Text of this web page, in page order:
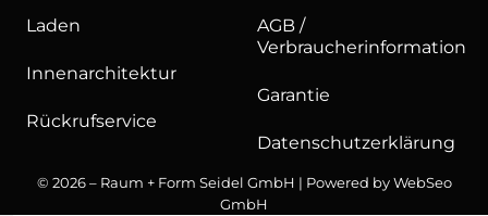
Laden
Innenarchitektur
Rückrufservice
AGB /
Verbraucherinformation
Garantie
Datenschutzerklärung
© 2026 – Raum + Form Seidel GmbH | Powered byWebSeo
GmbH